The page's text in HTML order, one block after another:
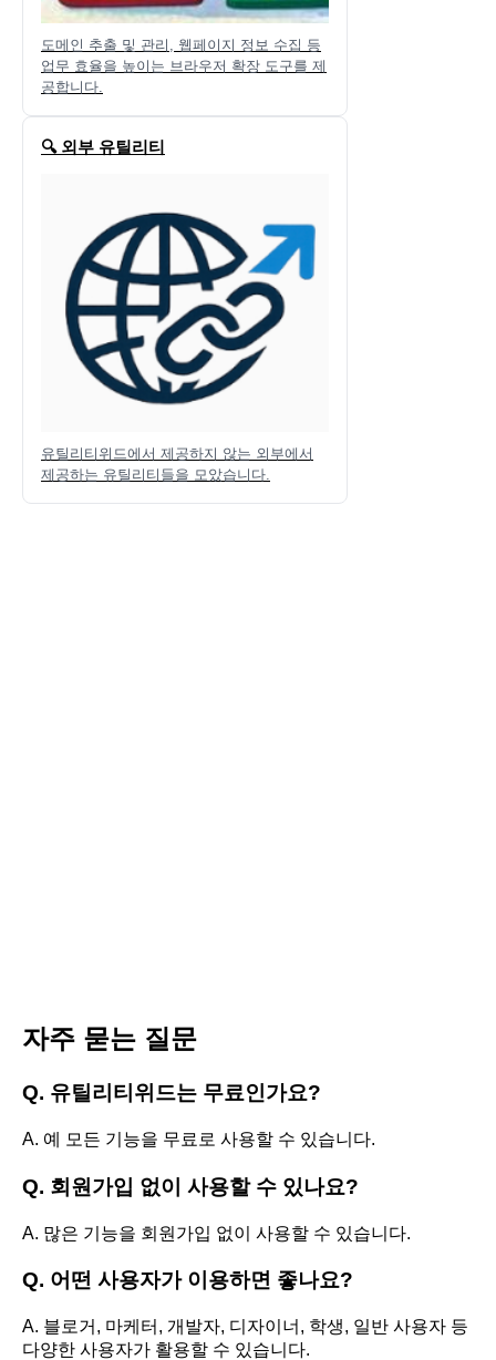
도메인 추출 및 관리, 웹페이지 정보 수집 등
업무 효율을 높이는 브라우저 확장 도구를 제
공합니다.
🔍 외부 유틸리티
유틸리티위드에서 제공하지 않는 외부에서
제공하는 유틸리티들을 모았습니다.
자주 묻는 질문
Q. 유틸리티위드는 무료인가요?
A. 예 모든 기능을 무료로 사용할 수 있습니다.
Q. 회원가입 없이 사용할 수 있나요?
A. 많은 기능을 회원가입 없이 사용할 수 있습니다.
Q. 어떤 사용자가 이용하면 좋나요?
A. 블로거, 마케터, 개발자, 디자이너, 학생, 일반 사용자 등
다양한 사용자가 활용할 수 있습니다.